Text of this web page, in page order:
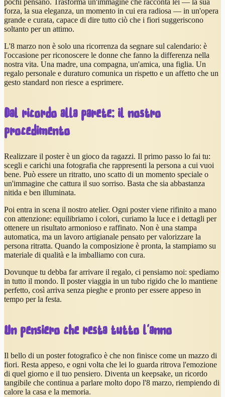
forza, la sua eleganza, un momento in cui era radiosa — in un'opera
grande e curata, capace di dire tutto ciò che i fiori suggeriscono
soltanto per un attimo.
L'8 marzo non è solo una ricorrenza da segnare sul calendario: è
l'occasione per riconoscere le donne che fanno la differenza nella
nostra vita. Una madre, una compagna, un'amica, una figlia. Un
regalo personale e duraturo comunica un rispetto e un affetto che un
gesto standard non riesce a esprimere.
Dal ricordo alla parete: il nostro
procedimento
Realizzare il poster è un gioco da ragazzi. Il primo passo lo fai tu:
scegli e carichi una fotografia che rappresenti la persona a cui vuoi
bene. Può essere un ritratto, uno scatto di un momento speciale o
un'immagine che cattura il suo sorriso. Basta che sia abbastanza
nitida e ben illuminata.
Poi entra in scena il nostro atelier. Ogni poster viene rifinito a mano
con attenzione: equilibriamo i colori, curiamo la luce e i dettagli per
ottenere un risultato armonioso e raffinato. Non è una stampa
automatica, ma un lavoro artigianale pensato per valorizzare la
persona ritratta. Quando la composizione è pronta, la stampiamo su
materiale di qualità e la imballiamo con cura.
Dovunque tu debba far arrivare il regalo, ci pensiamo noi: spediamo
in tutto il mondo. Il poster viaggia in un tubo rigido che lo mantiene
perfetto, così arriva senza pieghe e pronto per essere appeso in
tempo per la festa.
Un pensiero che resta tutto l'anno
Il bello di un poster fotografico è che non finisce come un mazzo di
fiori. Resta appeso, e ogni volta che lei lo guarda ritrova l'emozione
di quel giorno e il tuo pensiero. Diventa un keepsake, un ricordo
tangibile che continua a parlare molto dopo l'8 marzo, riempiendo di
calore la casa e la memoria.